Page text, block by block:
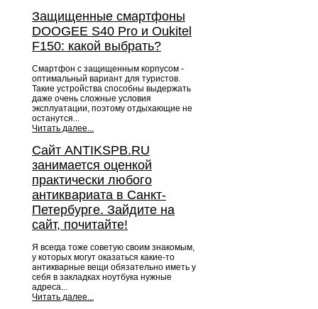
Защищенные смартфоны
DOOGEE S40 Pro и Oukitel
F150: какой выбрать?
Смартфон с защищенным корпусом -
оптимальный вариант для туристов.
Такие устройства способны выдержать
даже очень сложные условия
эксплуатации, поэтому отдыхающие не
останутся...
Читать далее...
Сайт ANTIKSPB.RU
занимается оценкой
практически любого
антиквариата в Санкт-
Петербурге. Зайдите на
сайт, почитайте!
Я всегда тоже советую своим знакомым,
у которых могут оказаться какие-то
антикварные вещи обязательно иметь у
себя в закладках ноутбука нужные
адреса...
Читать далее...